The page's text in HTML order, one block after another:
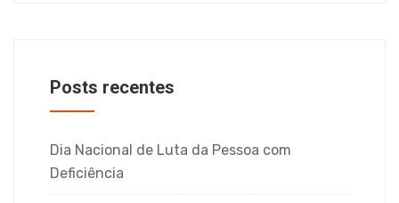
Posts recentes
Dia Nacional de Luta da Pessoa com
Deficiência